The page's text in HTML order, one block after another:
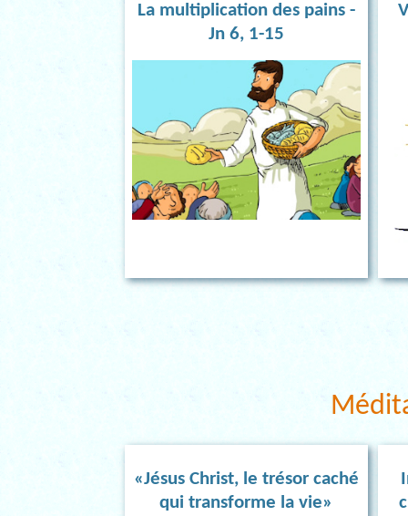
La multiplication des pains -
Jn 6, 1-15
«Jésus Christ, le trésor caché
qui transforme la vie»